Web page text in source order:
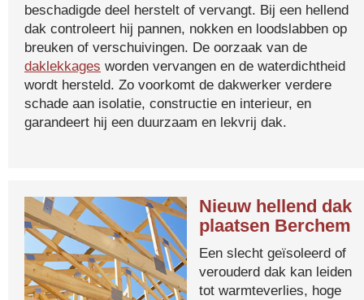
beschadigde deel herstelt of vervangt. Bij een hellend
dak controleert hij pannen, nokken en loodslabben op
breuken of verschuivingen. De oorzaak van de
daklekkages worden vervangen en de waterdichtheid
wordt hersteld. Zo voorkomt de dakwerker verdere
schade aan isolatie, constructie en interieur, en
garandeert hij een duurzaam en lekvrij dak.
Nieuw hellend dak
plaatsen Berchem
Een slecht geïsoleerd of
verouderd dak kan leiden
tot warmteverlies, hoge